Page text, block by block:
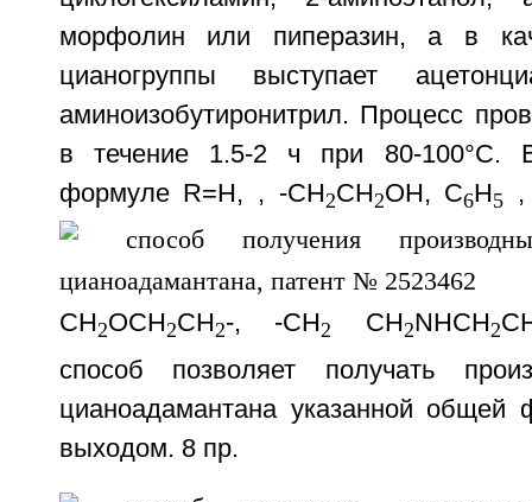
морфолин или пиперазин, а в
цианогруппы выступает
аминоизобутиронитрил. Процесс
в течение 1.5-2 ч при 80-100°C.
формуле R=H, , -CH2CH2OH, C6H5 ,
CH2OCH2CH2-, -CH2 CH2NHCH2
способ позволяет получать
цианоадамантана указанной
выходом. 8 пр.